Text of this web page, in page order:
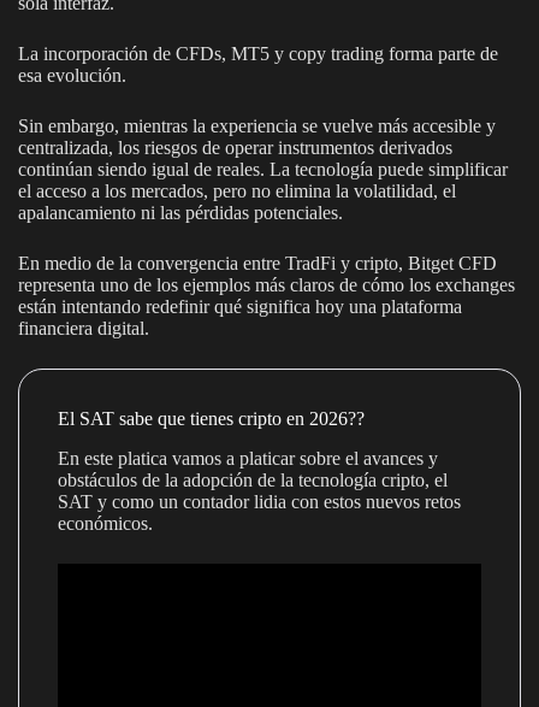
La incorporación de CFDs, MT5 y copy trading forma parte de
esa evolución.
Sin embargo, mientras la experiencia se vuelve más accesible y
centralizada, los riesgos de operar instrumentos derivados
continúan siendo igual de reales. La tecnología puede simplificar
el acceso a los mercados, pero no elimina la volatilidad, el
apalancamiento ni las pérdidas potenciales.
En medio de la convergencia entre TradFi y cripto, Bitget CFD
representa uno de los ejemplos más claros de cómo los exchanges
están intentando redefinir qué significa hoy una plataforma
financiera digital.
El SAT sabe que tienes cripto en 2026??
En este platica vamos a platicar sobre el avances y
obstáculos de la adopción de la tecnología cripto, el
SAT y como un contador lidia con estos nuevos retos
económicos.